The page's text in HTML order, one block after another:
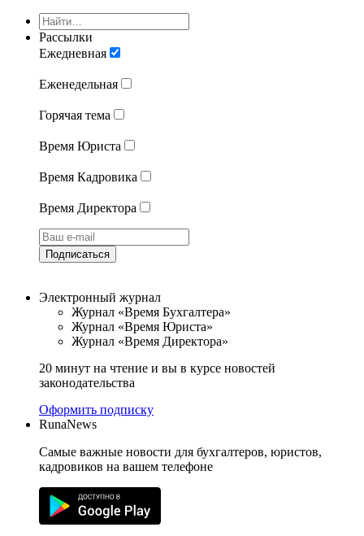
Рассылки
Ежедневная
Еженедельная
Горячая тема
Время Юриста
Время Кадровика
Время Директора
Подписаться
Электронный журнал
Журнал «Время Бухгалтера»
Журнал «Время Юриста»
Журнал «Время Директора»
20 минут на чтение и вы в курсе новостей
законодательства
Оформить подписку
RunaNews
Самые важные новости для бухгалтеров, юристов,
кадровиков на вашем телефоне